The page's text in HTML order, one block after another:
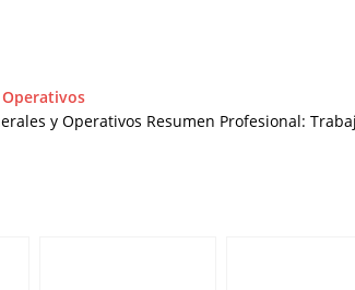
y Operativos Resumen Profesional: